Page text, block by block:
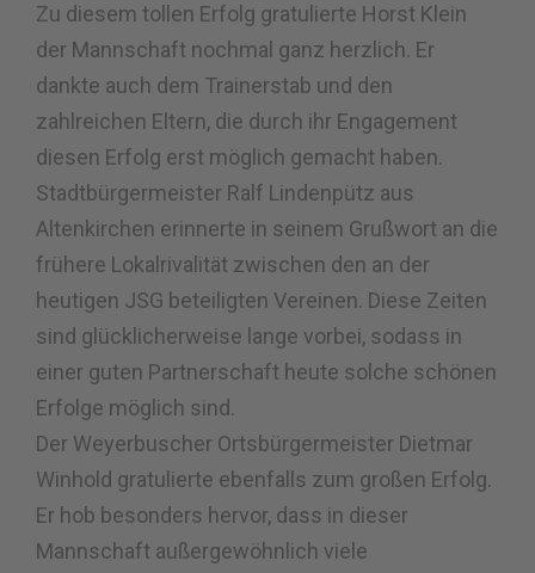
Zu diesem tollen Erfolg gratulierte Horst Klein
der Mannschaft nochmal ganz herzlich. Er
dankte auch dem Trainerstab und den
zahlreichen Eltern, die durch ihr Engagement
diesen Erfolg erst möglich gemacht haben.
Stadtbürgermeister Ralf Lindenpütz aus
Altenkirchen erinnerte in seinem Grußwort an die
frühere Lokalrivalität zwischen den an der
heutigen JSG beteiligten Vereinen. Diese Zeiten
sind glücklicherweise lange vorbei, sodass in
einer guten Partnerschaft heute solche schönen
Erfolge möglich sind.
Der Weyerbuscher Ortsbürgermeister Dietmar
Winhold gratulierte ebenfalls zum großen Erfolg.
Er hob besonders hervor, dass in dieser
Mannschaft außergewöhnlich viele